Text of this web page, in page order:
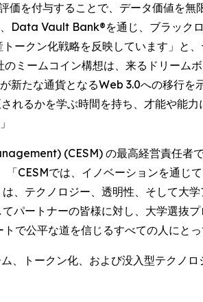
を付与することで、データ価値を無
Data Vault Bank®を通じ、ブラック
クン化戦略を反映しています」と
ームコイン構想は、来るドリーム
たな通貨となるWeb 3.0への移行
れるかを学ぶ時間を持ち、才能や能
(CESM) の最高経営責任者
CESMでは、イノベーションを通じ
、テクノロジー、透明性、そして大
パートナーの皆様に対し、大学選抜
で公平な道を信じるすべての人にと
トークン化、および没入型テクノ